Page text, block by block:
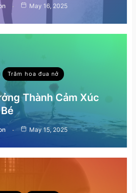
May 16, 2025
Trăm hoa đua nở
Thành Cảm Xúc
May 15, 2025